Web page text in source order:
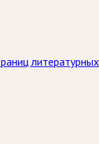
литературных